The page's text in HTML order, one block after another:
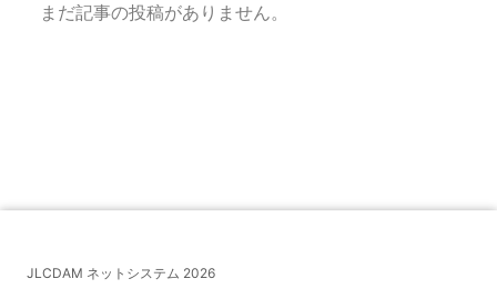
まだ記事の投稿がありません。
JLCDAM ネットシステム 2026